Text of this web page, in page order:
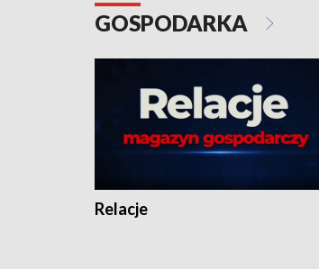
GOSPODARKA
Relacje